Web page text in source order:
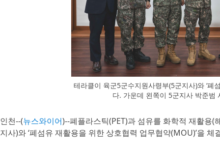
테라클이 육군5군수지원사령부(5군지사)와 ‘폐
다. 가운데 왼쪽이 5군지사 박준범
인천--(뉴스와이어)--폐플라스틱(PET)과 섬유를 화학적 재활용
지사)와 ‘폐섬유 재활용을 위한 상호협력 업무협약(MOU)’을 체